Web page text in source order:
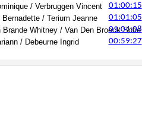
/ Verbruggen Vincent 01:00:15
/ Terium Jeanne 01:01:05
Brande Whitney / Van Den Broeck Sofie
01:04:08
/ Debeurne Ingrid 00:59:27